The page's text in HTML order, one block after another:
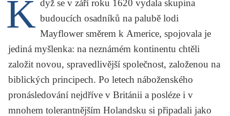
K dyž se v září roku 1620 vydala skupina
budoucích osadníků na palubě lodi
Mayflower směrem k Americe, spojovala je
jediná myšlenka: na neznámém kontinentu chtěli
založit novou, spravedlivější společnost, založenou na
biblických principech. Po letech náboženského
pronásledování nejdříve v Británii a posléze i v
mnohem tolerantnějším Holandsku si připadali jako